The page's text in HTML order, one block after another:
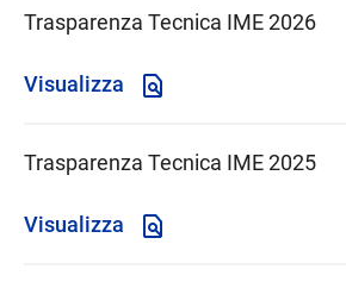
Trasparenza Tecnica IME 2026
Visualizza
Trasparenza Tecnica IME 2025
Visualizza